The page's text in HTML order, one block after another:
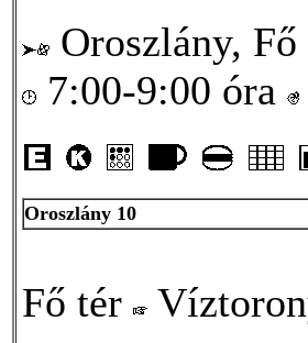
Oroszlány, Fő
7:00-9:00 óra
Oroszlány 10
Fő tér